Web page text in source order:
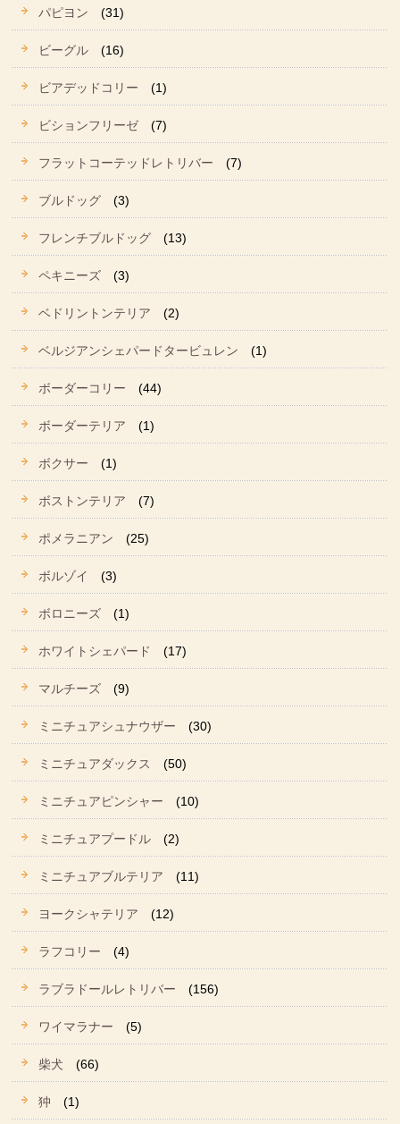
パピヨン (31)
ビーグル (16)
ビアデッドコリー (1)
ビションフリーゼ (7)
フラットコーテッドレトリバー (7)
ブルドッグ (3)
フレンチブルドッグ (13)
ペキニーズ (3)
ベドリントンテリア (2)
ベルジアンシェパードタービュレン (1)
ボーダーコリー (44)
ボーダーテリア (1)
ボクサー (1)
ボストンテリア (7)
ポメラニアン (25)
ボルゾイ (3)
ボロニーズ (1)
ホワイトシェパード (17)
マルチーズ (9)
ミニチュアシュナウザー (30)
ミニチュアダックス (50)
ミニチュアピンシャー (10)
ミニチュアプードル (2)
ミニチュアブルテリア (11)
ヨークシャテリア (12)
ラフコリー (4)
ラブラドールレトリバー (156)
ワイマラナー (5)
柴犬 (66)
狆 (1)